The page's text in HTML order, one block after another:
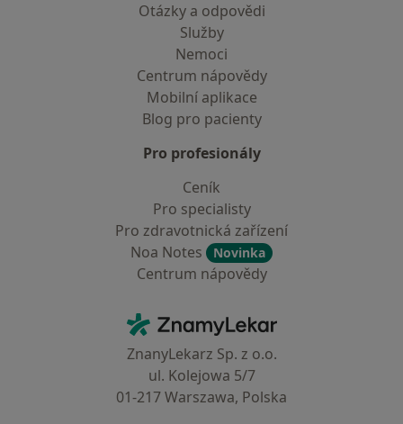
Otázky a odpovědi
Služby
Nemoci
Centrum nápovědy
Mobilní aplikace
Blog pro pacienty
Pro profesionály
Ceník
Pro specialisty
Pro zdravotnická zařízení
Noa Notes
Novinka
Centrum nápovědy
ZnamyLekar - Hlavní stránka
ZnanyLekarz Sp. z o.o.
ul. Kolejowa 5/7
01-217 Warszawa, Polska